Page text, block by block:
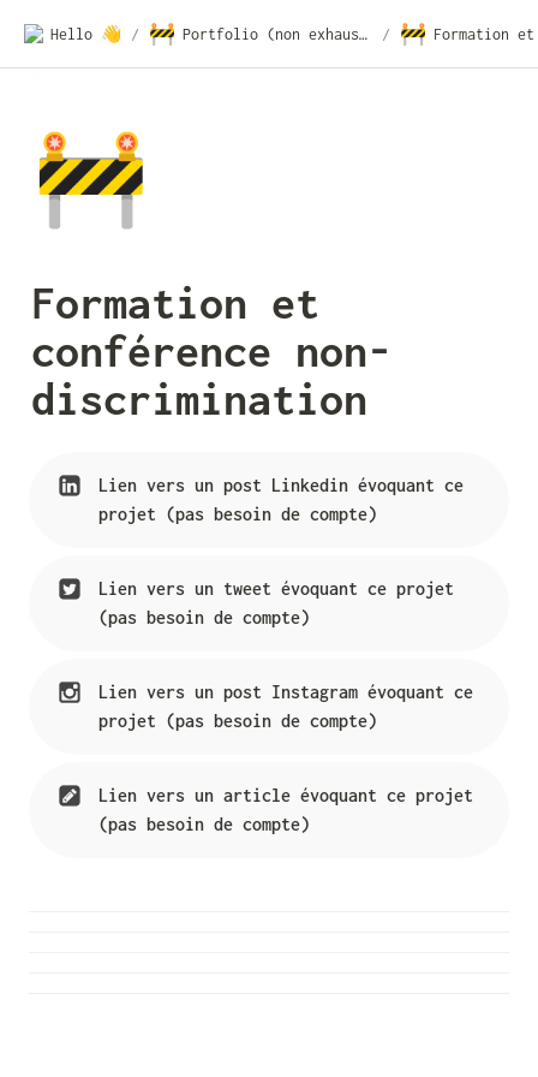
Hello 👋 / 🚧 Portfolio (non exhaustif) / 🚧
🚧
Formation et
conférence non-
discrimination
Lien vers un post Linkedin évoquant ce
projet (pas besoin de compte)
Lien vers un tweet évoquant ce projet
(pas besoin de compte)
Lien vers un post Instagram évoquant ce
projet (pas besoin de compte)
Lien vers un article évoquant ce projet
(pas besoin de compte)